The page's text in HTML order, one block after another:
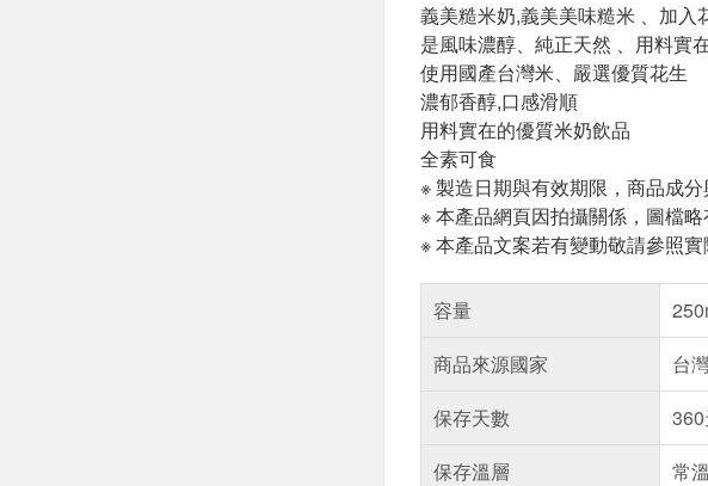
義美糙米奶,義美美味糙米 、加入
是風味濃醇、純正天然 、用料實
使用國產台灣米、嚴選優質花生
濃郁香醇,口感滑順
用料實在的優質米奶飲品
全素可食
※ 製造日期與有效期限，商品成
※ 本產品網頁因拍攝關係，圖檔
※ 本產品文案若有變動敬請參照
容量
商品來源國家
台
保存天數
保存溫層
常溫